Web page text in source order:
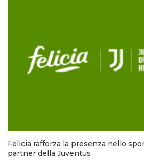
Felicia rafforza la presenza nello
partner della Juventus